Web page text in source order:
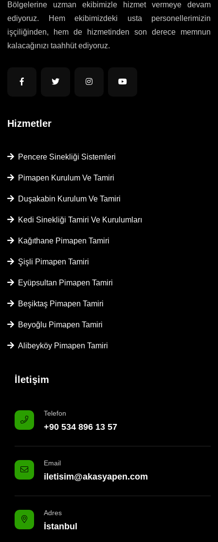
Bölgelerine uzman ekibimizle hizmet vermeye devam
ediyoruz. Hem ekibimizdeki usta personellerimizin
işçiliğinden, hem de hizmetinden son derece memnun
kalacağınızı taahhüt ediyoruz.
Hizmetler
Pencere Sinekliği Sistemleri
Pimapen Kurulum Ve Tamiri
Duşakabin Kurulum Ve Tamiri
Kedi Sinekliği Tamiri Ve Kurulumları
Kağıthane Pimapen Tamiri
Şişli Pimapen Tamiri
Eyüpsultan Pimapen Tamiri
Beşiktaş Pimapen Tamiri
Beyoğlu Pimapen Tamiri
Alibeyköy Pimapen Tamiri
İletişim
Telefon
+90 534 896 13 57
Email
iletisim@akasyapen.com
Adres
İstanbul